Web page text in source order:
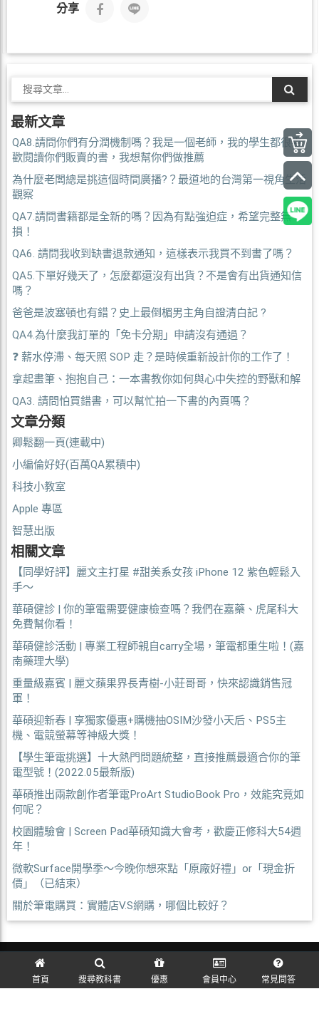
分享
最新文章
QA8.請問你們有分潤機制嗎？我是一個老師，我的學生都很喜
歡閱讀你們販賣的書，我想幫你們做推薦
為什麼老闆總是挑這個時間廣播?？最道地的台灣第一視角生活
觀察
QA7.請問書籍都是全新的嗎？因為有點強迫症，希望完整無
損！
QA6. 請問我收到缺書退款通知，這樣表示我買不到書了嗎？
QA5.下單好幾天了，怎麼都還沒有出貨？不是會有出貨通知信
嗎？
爸爸是波塞頓也有錯？史上最倒楣男主角自證清白記 ?
QA4.為什麼我訂單的「免卡分期」申請沒有通過？
❓ 薪水停滯、每天照 SOP 走？是時候重新設計你的工作了！
拿起畫筆、抱抱自己：一本書教你如何與心中失控的野獸和解
QA3. 請問怕買錯書，可以幫忙拍一下書的內頁嗎？
文章分類
卿鬆翻一頁(連載中)
小編倫好好(百萬QA累積中)
科技小教室
Apple 專區
智慧出版
相關文章
【同學好評】麗文主打星 #甜美系女孩 iPhone 12 紫色輕鬆入
手～
華碩健診 | 你的筆電需要健康檢查嗎？我們在嘉藥、虎尾科大
免費幫你看！
華碩健診活動 | 專業工程師親自carry全場，筆電都重生啦！(嘉
南藥理大學)
重量級嘉賓 | 麗文蘋果界長青樹-小莊哥哥，快來認識銷售冠
軍！
華碩迎新春 | 享獨家優惠+購機抽OSIM沙發小天后、PS5主
機、電競螢幕等神級大獎！
【學生筆電挑選】十大熱門問題統整，直接推薦最適合你的筆
電型號！(2022.05最新版)
華碩推出兩款創作者筆電ProArt StudioBook Pro，效能究竟如
何呢？
校園體驗會 | Screen Pad華碩知識大會考，歡慶正修科大54週
年！
微軟Surface開學季～今晚你想來點「原廠好禮」or「現金折
價」（已結束）
關於筆電購買：實體店V.S網購，哪個比較好？
首頁 搜尋教科書 優惠 會員中心 常見問答
訪客訂單查詢